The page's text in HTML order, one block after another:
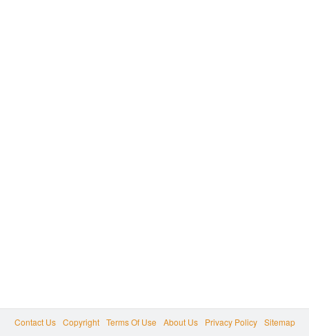
Contact Us Copyright Terms Of Use About Us Privacy Policy
Sitemap